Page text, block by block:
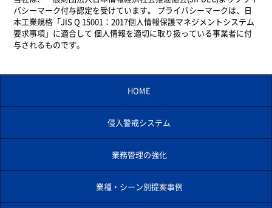
バシーマーク付与認定を受けています。 プライバシーマークは、日
本工業規格「JIS Q 15001：2017個人情報保護マネジメントシステム
要求事項」に適合して 個人情報を適切に取り扱っている事業者に付
与されるものです。
HOME
侵入警戒システム
業務管理の強化
業種・シーン別提案事例